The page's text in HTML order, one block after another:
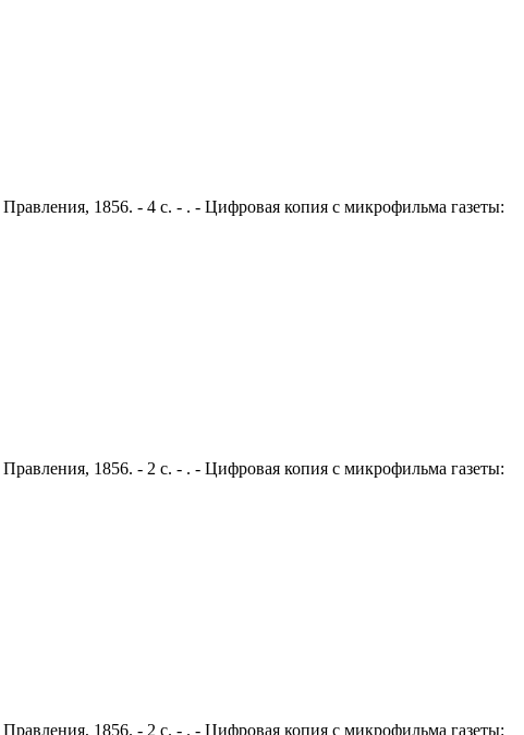
1856. - 4 с. - . - Цифровая копия с микрофильма газеты:
1856. - 2 с. - . - Цифровая копия с микрофильма газеты:
1856. - 2 с. - . - Цифровая копия с микрофильма газеты: